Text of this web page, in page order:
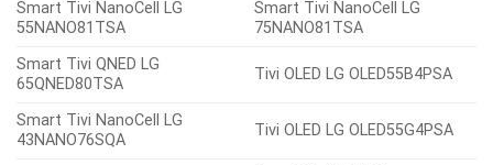
Smart Tivi NanoCell LG
55NANO81TSA
Smart Tivi NanoCell LG
75NANO81TSA
Smart Tivi QNED LG
65QNED80TSA
Tivi OLED LG OLED55B4PSA
Smart Tivi NanoCell LG
43NANO76SQA
Tivi OLED LG OLED55G4PSA